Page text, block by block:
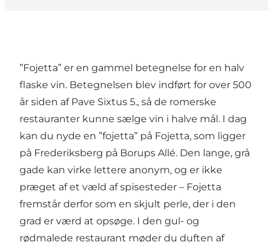
”Fojetta” er en gammel betegnelse for en halv
flaske vin. Betegnelsen blev indført for over 500
år siden af Pave Sixtus 5., så de romerske
restauranter kunne sælge vin i halve mål. I dag
kan du nyde en ”fojetta” på Fojetta, som ligger
på Frederiksberg på Borups Allé. Den lange, grå
gade kan virke lettere anonym, og er ikke
præget af et væld af spisesteder – Fojetta
fremstår derfor som en skjult perle, der i den
grad er værd at opsøge. I den gul- og
rødmalede restaurant møder du duften af